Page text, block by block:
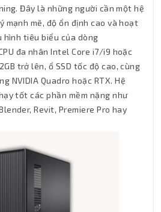
Đây là những người cần một hệ
mạnh mẽ, độ ổn định cao và hoạt
hình tiêu biểu của dòng
đa nhân Intel Core i7/i9 hoặc
trở lên, ổ SSD tốc độ cao, cùng
NVIDIA Quadro hoặc RTX. Hệ
tốt các phần mềm nặng như
Revit, Premiere Pro hay